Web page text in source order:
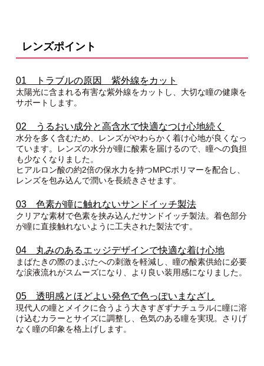
レンズポイント
01 トラブルの原因 紫外線をカット
太陽光に含まれる有害な紫外線をカットし、大切な瞳の健康を
サポートします。
02 うるおい成分と高含水で快適なつけ心地続く
水分を多く含むため、レンズがやわらかく着け心地が良くなっ
ています。レンズの水分が瞳に酸素を届けるので、瞳への負担
も少なくなりました。
ヒアルロン酸の約2倍の保水力を持つMPCポリマーを配合し、
レンズを包み込んで潤いを長続きさせます。
03 色素が瞳に触れないサンドイッチ製法
クリアな素材で色素を挟み込んだサンドイッチ製法。着色部分
が瞳に直接触れないように工夫された製法です。
04 丸みのあるエッジデザインで快適な着け心地
まばたきの際のまぶたへの刺激を軽減し、瞳の酸素供給に必要
な涙液流れがスムーズになり、より良い装用感になりました。
05 透明感とほどよい発色で色っぽいまなざし
現代人の瞳とメイクに合うよう大きすぎずナチュラルに瞳に溶
け込むカラーとサイズに調整し、色気のある瞳を実現。さりげ
なく瞳の印象を格上げします。